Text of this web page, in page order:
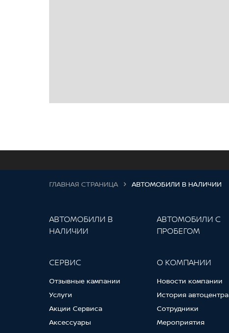
ГЛАВНАЯ СТРАНИЦА АВТОМОБИЛИ В НАЛИЧИИ
АВТОМОБИЛИ В
НАЛИЧИИ
СЕРВИС
Отзывные кампании
Услуги
Акции Сервиса
Аксессуары
АВТОМОБИЛИ С
ПРОБЕГОМ
О КОМПАНИИ
Новости компании
История автоцентра
Сотрудники
Мероприятия